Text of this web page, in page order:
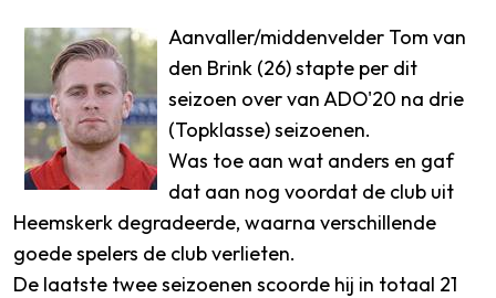
Aanvaller/middenvelder Tom van
den Brink (26) stapte per dit
seizoen over van ADO'20 na drie
(Topklasse) seizoenen.
Was toe aan wat anders en gaf
dat aan nog voordat de club uit
Heemskerk degradeerde, waarna verschillende
goede spelers de club verlieten.
De laatste twee seizoenen scoorde hij in totaal 21